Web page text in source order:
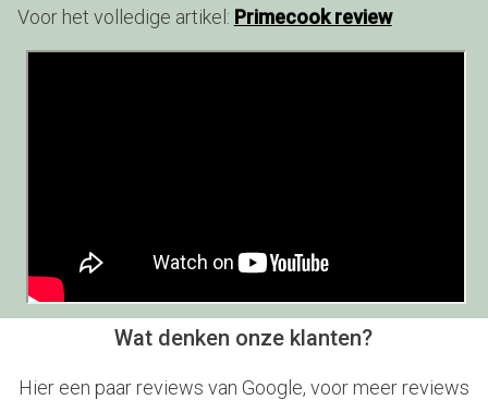
Voor het volledige artikel: Primecook review
Wat denken onze klanten?
Hier een paar reviews van Google, voor meer reviews